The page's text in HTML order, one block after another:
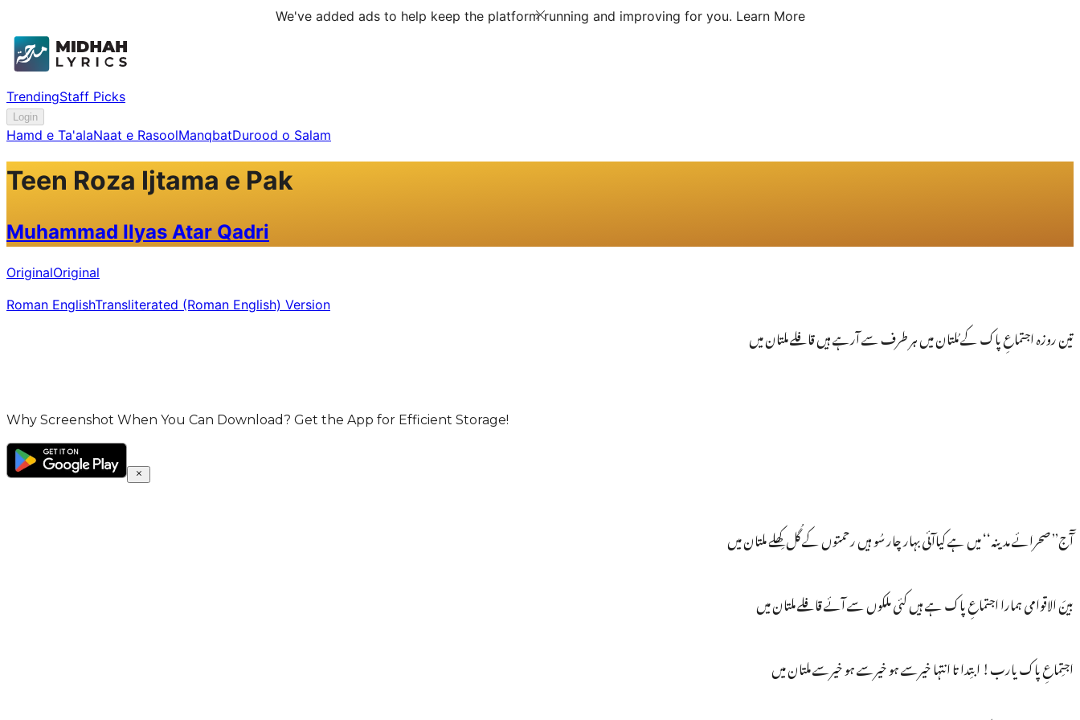
We've added ads to help keep the platform running and improving for you. Learn More
TrendingStaff Picks
Login
Hamd e Ta'alaNaat e RasoolManqbatDurood o Salam
Teen Roza Ijtama e Pak
Muhammad Ilyas Atar Qadri
OriginalOriginal
Roman EnglishTransliterated (Roman English) Version
تین روزہ اجتماعِ پاک کے مُلتان میں ہر طرف سے آرہے ہیں قافلے ملتان میں
Why Screenshot When You Can Download? Get the App for Efficient Storage!
آٓج’’ صحرائے مدینہ‘‘ میں ہے کیاآئی بہار چار سُو ہیں رحمتوں کے گُل کِھلے ملتان میں
بینَ الاقوامی ہمارا اجتماعِ پاک ہے ہیں کئی ملکوں سے آئے قافلے ملتان میں
اجتِماعِ پاک یارب! ابتِدا تا انتہا خیرسے ہو خیرسے ہو خیرسے ملتان میں